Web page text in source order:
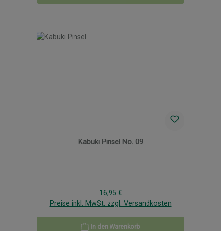
Kabuki Pinsel No. 09
Regulärer Preis:
16,95 €
Preise inkl. MwSt. zzgl. Versandkosten
In den Warenkorb